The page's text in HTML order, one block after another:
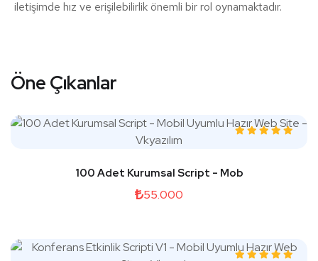
iletişimde hız ve erişilebilirlik önemli bir rol oynamaktadır.
Öne Çıkanlar
100 Adet Kurumsal Script - Mob
55.000